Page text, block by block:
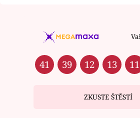
41 39 12 13 11
ZKUSTE ŠTĚSTÍ